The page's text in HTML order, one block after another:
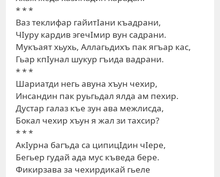
* * *
Ваз теклифар гайитIани къадрани,
ЧIуру кардив эгечIмир вун садрани.
Мукъаят хьухь, Аллагьдихъ пак ягъар кас,
Гьар кпIунал шукур гъида вадрани.
* * *
Шариатди негь авуна хъун чехир,
Инсандин пак руьгьдал ялда ам пехир.
Дустар галаз къе зун ава межлисда,
Бокал чехир хъун я жал зи тахсир?
* * *
АкIурна багъда са ципицIдин чIере,
Бегьер гудай ада мус къведа бере.
Фикирзава за чехирдикай гьеле